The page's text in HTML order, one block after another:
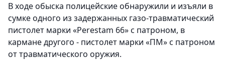
В ходе обыска полицейские обнаружили и изъяли в
сумке одного из задержанных газо-травматический
пистолет марки «Perestam 66» с патроном, в
кармане другого - пистолет марки «ПМ» с патроном
от травматического оружия.